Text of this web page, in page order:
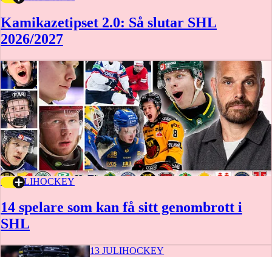
Kamikazetipset 2.0: Så slutar SHL
2026/2027
16 JULIHOCKEY
14 spelare som kan få sitt genombrott i
SHL
13 JULIHOCKEY